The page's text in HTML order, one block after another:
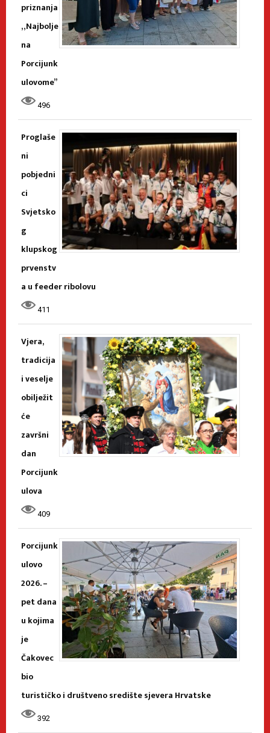
priznanja
„Najbolje
na
Porcijunk
ulovome”
496
Proglaše
ni
pobjedni
ci
Svjetsko
g
klupskog
prvenstv
a u feeder ribolovu
411
Vjera,
tradicija
i veselje
obilježit
će
završni
dan
Porcijunk
ulova
409
Porcijunk
ulovo
2026. –
pet dana
u kojima
je
Čakovec
bio
turističko i društveno središte sjevera Hrvatske
392